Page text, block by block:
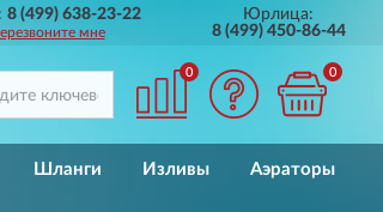
ДОСТАВИМ ПО ВСЕЙ РОССИИ
8 (499) 638-23-22
мне
Юрлица:
8 (499) 450-86-44
0 0
Шланги Изливы Аэраторы